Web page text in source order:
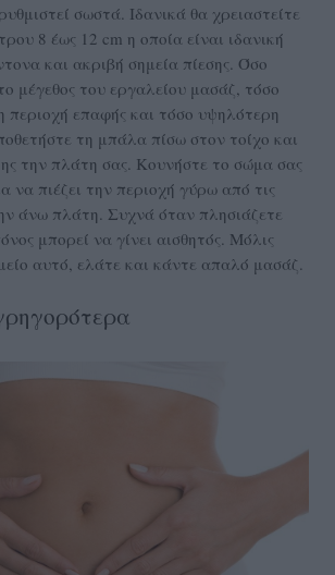
σωστά. Ιδανικά θα χρειαστείτε
8 έως 12 cm η οποία είναι ιδανική
και ακριβή σημεία πίεσης. Όσο
μέγεθος του εργαλείου μασάζ, τόσο
περιοχή επαφής και τόσο υψηλότερη
τη μπάλα πίσω στον τοίχο και
την πλάτη σας. Κουνήστε το σώμα σας
να πιέζει την περιοχή γύρω από τις
άνω πλάτη. Συχνά όταν πλησιάζετε
μπορεί να γίνει αισθητός. Μόλις
αυτό, ελάτε και κάντε απαλό μασάζ.